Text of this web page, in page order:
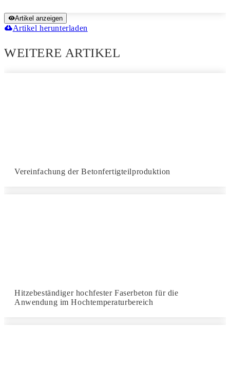
Artikel anzeigen
Artikel herunterladen
WEITERE ARTIKEL
Vereinfachung der Betonfertigteilproduktion
Hitzebeständiger hochfester Faserbeton für die
Anwendung im Hochtemperaturbereich